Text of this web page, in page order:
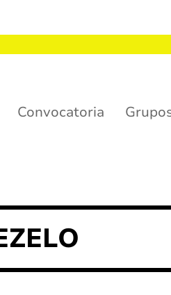
Convocatoria